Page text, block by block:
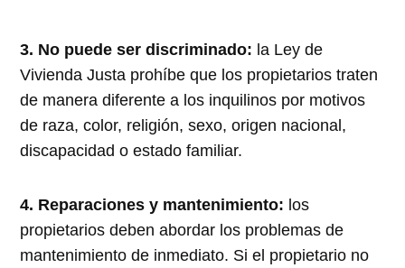
3. No puede ser discriminado: la Ley de
Vivienda Justa prohíbe que los propietarios traten
de manera diferente a los inquilinos por motivos
de raza, color, religión, sexo, origen nacional,
discapacidad o estado familiar.
4. Reparaciones y mantenimiento: los
propietarios deben abordar los problemas de
mantenimiento de inmediato. Si el propietario no